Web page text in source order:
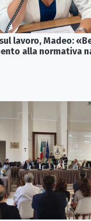
lavoro, Madeo:
alla normativa